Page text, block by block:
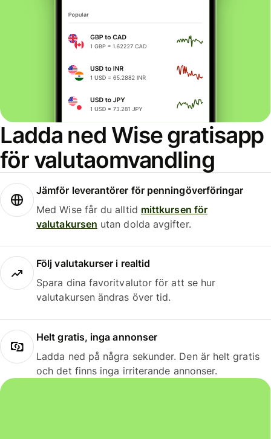
Ladda ned Wise gratisapp
för valutaomvandling
Jämför leverantörer för penningöverföringar
Med Wise får du alltid mittkursen för
valutakursen utan dolda avgifter.
Följ valutakurser i realtid
Spara dina favoritvalutor för att se hur
valutakursen ändras över tid.
Helt gratis, inga annonser
Ladda ned på några sekunder. Den är helt gratis
och det finns inga irriterande annonser.